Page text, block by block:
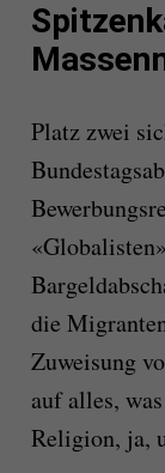
Platz zwei
die
Zuweisung
auf alles,
Religion, ja,